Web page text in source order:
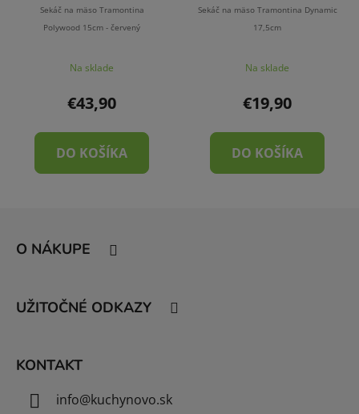
Sekáč na mäso Tramontina
Polywood 15cm - červený
Na sklade
€43,90
DO KOŠÍKA
Sekáč na mäso Tramontina Dynamic
17,5cm
Na sklade
€19,90
DO KOŠÍKA
O NÁKUPE
UŽITOČNÉ ODKAZY
KONTAKT
info@kuchynovo.sk